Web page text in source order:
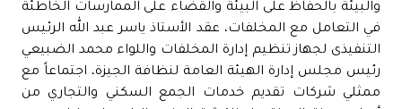
والبيئة بالحفاظ على البيئة والقضاء على الممارسات الخاطئة
في التعامل مع المخلفات، عقد الأستاذ ياسر عبد الله الرئيس
التنفيذى لجهاز تنظيم إدارة المخلفات واللواء محمد الضبيعي
رئيس مجلس إدارة الهيئة العامة لنظافة الجيزة، اجتماعاً مع
ممثلي شركات تقديم خدمات الجمع السكني والتجاري من